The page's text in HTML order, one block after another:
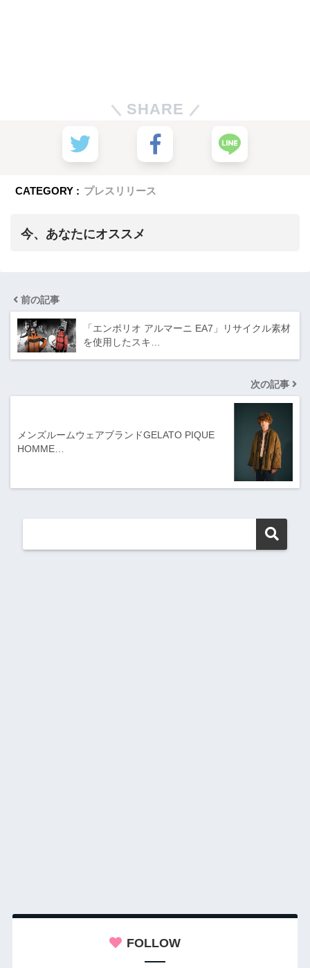
SHARE
CATEGORY : プレスリリース
今、あなたにオススメ
前の記事
「エンポリオ アルマーニ EA7」リサイクル素材
を使用したスキ…
次の記事
メンズルームウェアブランドGELATO PIQUE
HOMME…
FOLLOW